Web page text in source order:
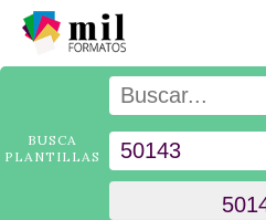
BUSCA
PLANTILLAS